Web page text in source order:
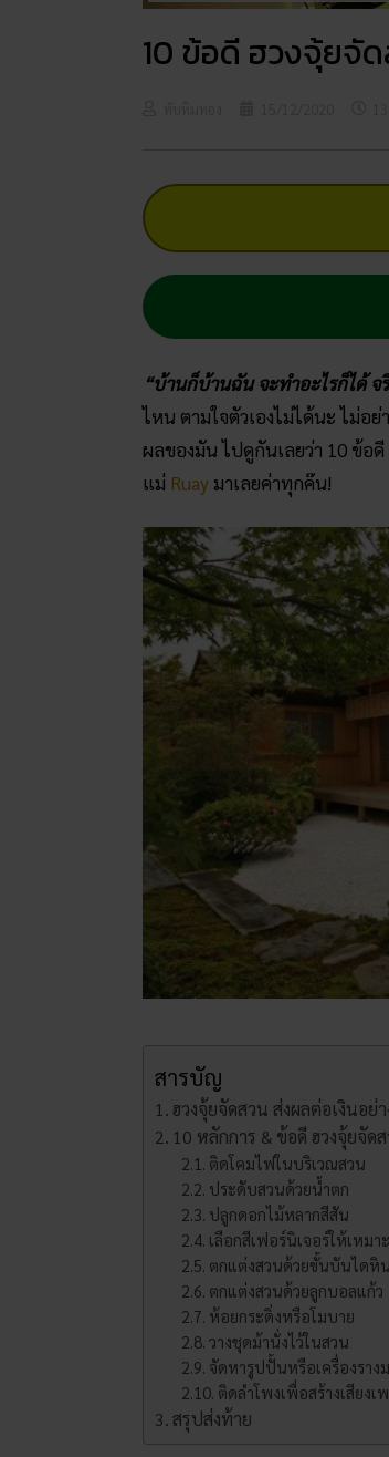
10 ข้อดี ฮวงจุ้ยจั
“บ้านก็บ้านฉัน จะทำอะไรก็ได้ จ
ไหน ตามใจตัวเองไม่ได้นะ ไม่อ
ผลของมัน ไปดูกันเลยว่า 10 ข้อ
แม่ Ruay มาเลยค่าทุกค๊น!
สารบัญ
ฮวงจุ้ยจัดสวน ส่งผลต่อเงินอย่า
10 หลักการ & ข้อดี ฮวงจุ้ยจั
ติดโคมไฟในบริเวณสวน
ประดับสวนด้วยน้ำตก
ปลูกดอกไม้หลากสีสัน
เลือกสีเฟอร์นิเจอร์ให้เหม
ตกแต่งสวนด้วยขั้นบันไดหิน
ตกแต่งสวนด้วยลูกบอลแก้ว
ห้อยกระดิ่งหรือโมบาย
วางชุดม้านั่งไว้ในสวน
จัดหารูปปั้นหรือเครื่องราง
ติดลำโพงเพื่อสร้างเสียงเ
สรุปส่งท้าย